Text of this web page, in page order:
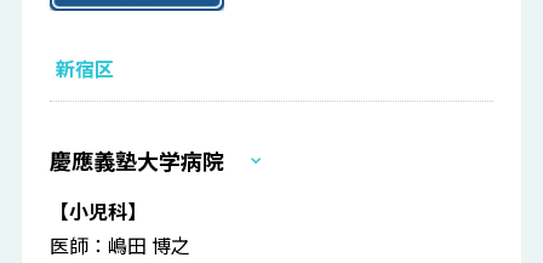
新宿区
慶應義塾大学病院
【小児科】
医師：嶋田 博之